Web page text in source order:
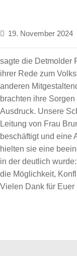
19. November 2024
sagte die Detmolder
ihrer Rede zum
anderen
brachten ihre
Ausdruck. Unsere
Leitung von Frau
beschäftigt und eine
hielten sie eine
in der deutlich
die Möglichkeit,
Vielen Dank für Euer